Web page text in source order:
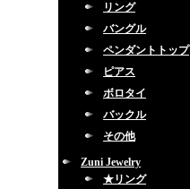
リング
バングル
ペンダントトップ
ピアス
ボロタイ
バックル
その他
Zuni Jewelry
★リング